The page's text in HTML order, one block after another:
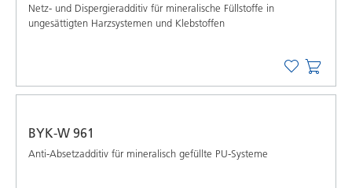
Netz- und Dispergieradditiv für mineralische Füllstoffe in
ungesättigten Harzsystemen und Klebstoffen
BYK-W 961
Anti-Absetzadditiv für mineralisch gefüllte PU-Systeme